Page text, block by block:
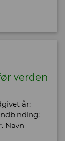
verden
år:
Navn